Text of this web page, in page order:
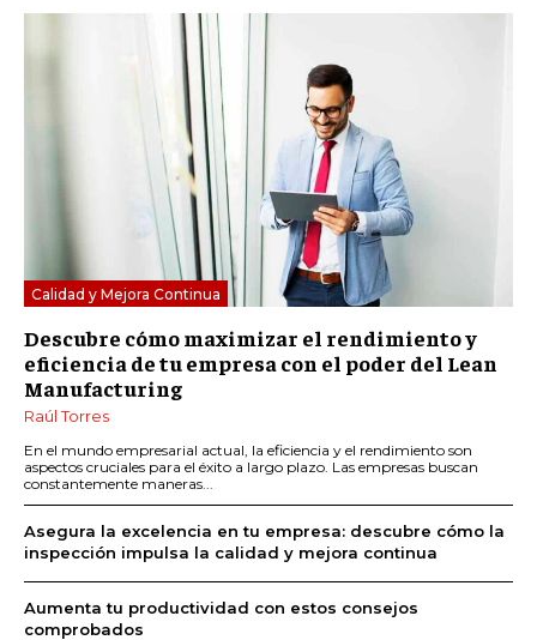
Calidad y Mejora Continua
Descubre cómo maximizar el rendimiento y
eficiencia de tu empresa con el poder del Lean
Manufacturing
Raúl Torres
En el mundo empresarial actual, la eficiencia y el rendimiento son
aspectos cruciales para el éxito a largo plazo. Las empresas buscan
constantemente maneras...
Asegura la excelencia en tu empresa: descubre cómo la
inspección impulsa la calidad y mejora continua
Aumenta tu productividad con estos consejos
comprobados